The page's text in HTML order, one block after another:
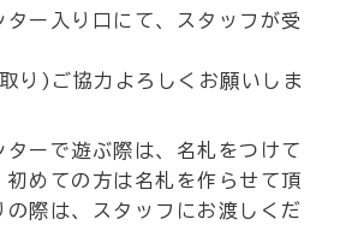
ター入り口にて、スタッフが受
り)ご協力よろしくお願いしま
ターで遊ぶ際は、名札をつけて
初めての方は名札を作らせて頂
の際は、スタッフにお渡しくだ